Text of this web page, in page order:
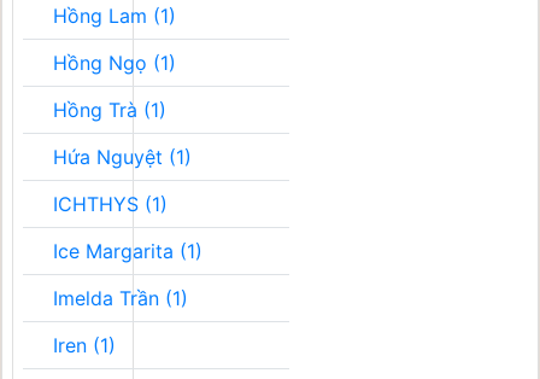
Hồng Lam (1)
Hồng Ngọ (1)
Hồng Trà (1)
Hứa Nguyệt (1)
ICHTHYS (1)
Ice Margarita (1)
Imelda Trần (1)
Iren (1)